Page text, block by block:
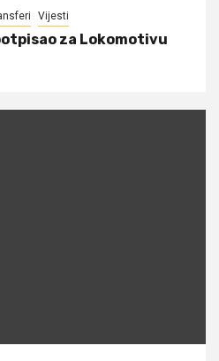
Vijesti
za Lokomotivu